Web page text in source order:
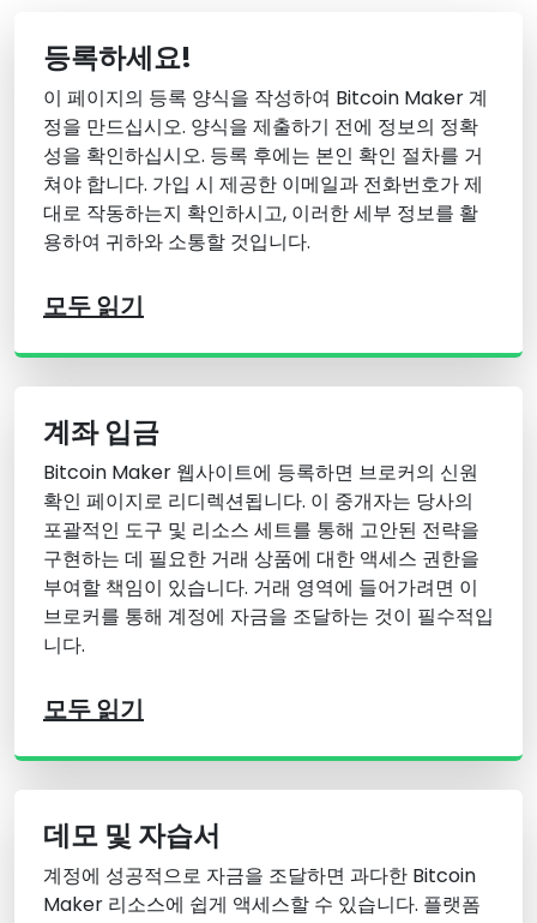
등록하세요!
이 페이지의 등록 양식을 작성하여 Bitcoin Maker 계
정을 만드십시오. 양식을 제출하기 전에 정보의 정확
성을 확인하십시오. 등록 후에는 본인 확인 절차를 거
쳐야 합니다. 가입 시 제공한 이메일과 전화번호가 제
대로 작동하는지 확인하시고, 이러한 세부 정보를 활
용하여 귀하와 소통할 것입니다.
모두 읽기
계좌 입금
Bitcoin Maker 웹사이트에 등록하면 브로커의 신원
확인 페이지로 리디렉션됩니다. 이 중개자는 당사의
포괄적인 도구 및 리소스 세트를 통해 고안된 전략을
구현하는 데 필요한 거래 상품에 대한 액세스 권한을
부여할 책임이 있습니다. 거래 영역에 들어가려면 이
브로커를 통해 계정에 자금을 조달하는 것이 필수적입
니다.
모두 읽기
데모 및 자습서
계정에 성공적으로 자금을 조달하면 과다한 Bitcoin
Maker 리소스에 쉽게 액세스할 수 있습니다. 플랫폼